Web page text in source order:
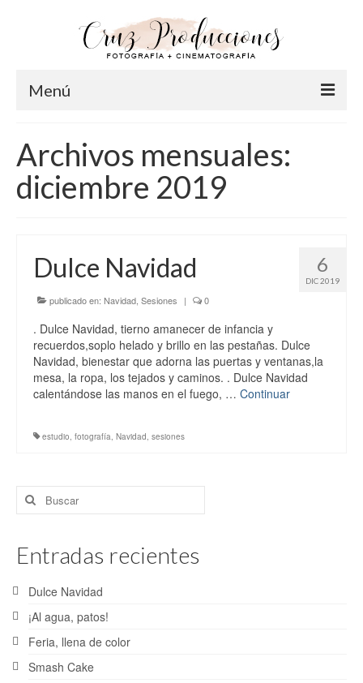
Menú
Info
Acerca de Cruz
FAQ
Fotografía
Pre-Bodas
Bodas
Post-Bodas
Comuniones
Blog
Archivos mensuales:
diciembre 2019
6
DIC 2019
Dulce Navidad
publicado en: Navidad Sesiones | 0
. Dulce Navidad, tierno amanecer de infancia y
recuerdos,soplo helado y brillo en las pestañas. Dulce
Navidad, bienestar que adorna las puertas y ventanas,la
mesa, la ropa, los tejados y caminos. . Dulce Navidad
calentándose las manos en el fuego, … Continuar
estudio, fotografía, Navidad, sesiones
Buscar
por:
Entradas recientes
Dulce Navidad
¡Al agua, patos!
Feria, llena de color
Smash Cake